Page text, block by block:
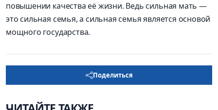
повышении качества её жизни. Ведь сильная мать —
это сильная семья, а сильная семья является основой
мощного государства.
Поделиться